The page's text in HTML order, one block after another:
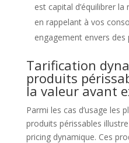
est capital d’équilibrer
en rappelant à vos
engagement envers des
Tarification
produits
la valeur avant
Parmi les cas d’usage les
produits périssables
pricing dynamique. Ces